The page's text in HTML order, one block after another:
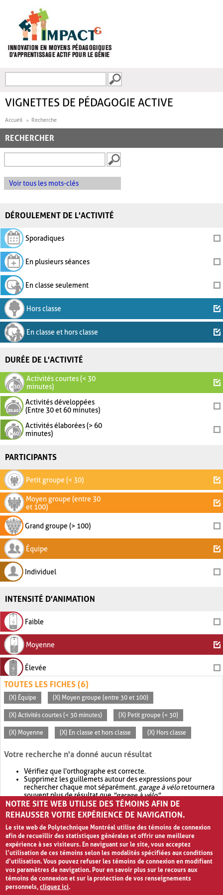
FORMULAIRE DE
VIGNETTES DE PÉDAGOGIE ACTIVE
Accueil Recherche
RECHERCHER
Voir tous les mots-clés
DÉROULEMENT DE L'ACTIVITÉ
Sporadiques
En plusieurs séances
En classe seulement
Hors classe
En classe et hors classe
DURÉE DE L'ACTIVITÉ
Activités courtes (< 30
minutes)
Activités développées
(Entre 30 et 60 minutes)
Activités élaborées (> 60
minutes)
PARTICIPANTS
Petit groupe (< 30)
Moyen groupe (entre 30
et 100)
Grand groupe (> 100)
Équipe
Individuel
INTENSITÉ D'ANIMATION
Faible
Moyenne
Élevée
TOUTES LES FICHES (6)
(X) Équipe (X) Moyen groupe (entre 30 et 100)
(X) Activités courtes (< 30 minutes) (X) Petit groupe (< 30)
(X) Moyenne (X) En classe et hors classe (X) Hors classe
Votre recherche n'a donné aucun résultat
Vérifiez que l'orthographe est correcte.
Supprimez les guillemets autour des expressions pour
rechercher chaque mot séparément. garage à véloretournera
souvent plus de résultat que"garage à vélo".
Envisagez d'élargir votre recherche avec OR.garage OR vélo
retournera souvent plus de résultat quegarage à vélo
NOTRE SITE WEB UTILISE DES TÉMOINS AFIN DE
REHAUSSER VOTRE EXPÉRIENCE DE NAVIGATION.
Le site web de Polytechnique Montréal utilise des témoins de connexion
afin de recueillir des statistiques générales et offrir une meilleure
expérience à ses visiteurs. En naviguant sur le site, vous acceptez
l’utilisation de ces témoins selon les modalités spécifiées aux conditions
d’utilisation. Vous pouvez refuser les témoins de connexion en modifiant
vos paramètres de navigation. Pour en savoir plus sur le recours aux
témoins de connexion et sur la protection de vos renseignements
personnels,cliquez ici.